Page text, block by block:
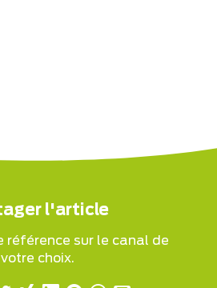
l'article
référence sur le canal de
votre choix.